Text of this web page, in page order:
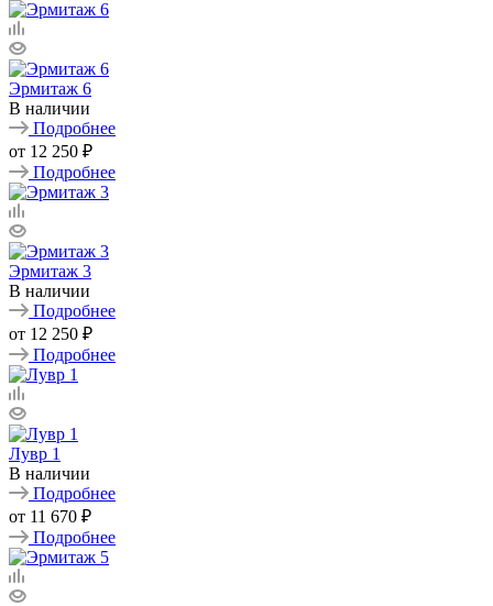
Эрмитаж 6
В наличии
Подробнее
от 12 250 ₽
Подробнее
Эрмитаж 3
В наличии
Подробнее
от 12 250 ₽
Подробнее
Лувр 1
В наличии
Подробнее
от 11 670 ₽
Подробнее